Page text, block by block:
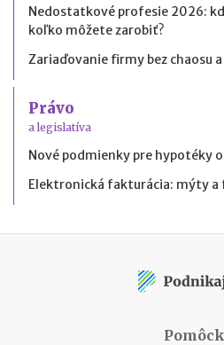
Nedostatkové profesie 2026:
koľko môžete zarobiť?
Zariaďovanie firmy bez chaosu
Právo
a legislatíva
Nové podmienky pre hypotéky
Elektronická fakturácia: mýty